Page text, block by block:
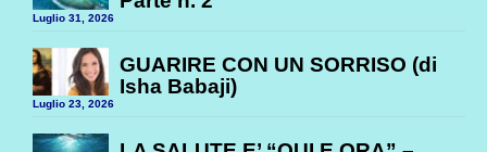
Luglio 31, 2026
GUARIRE CON UN SORRISO (di
Isha Babaji)
Luglio 23, 2026